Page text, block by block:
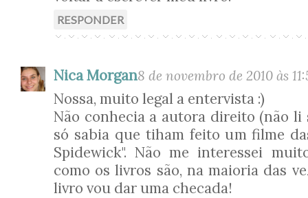
RESPONDER
Nica Morgan8 de novembro de 2010 às
Nossa, muito legal a entervista :)
Não conhecia a autora direito (não li
só sabia que tiham feito um filme
Spidewick". Não me interessei
como os livros são, na maioria das
livro vou dar uma checada!